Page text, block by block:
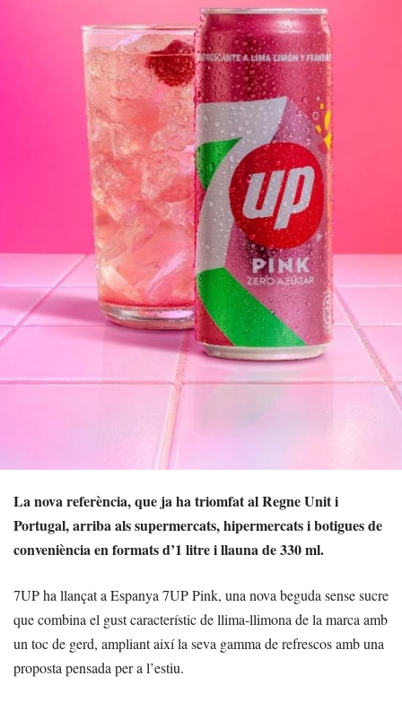
La nova referència, que ja ha triomfat al Regne Unit i
Portugal, arriba als supermercats, hipermercats i botigues de
conveniència en formats d’1 litre i llauna de 330 ml.
7UP ha llançat a Espanya 7UP Pink, una nova beguda sense sucre
que combina el gust característic de llima-llimona de la marca amb
un toc de gerd, ampliant així la seva gamma de refrescos amb una
proposta pensada per a l’estiu.